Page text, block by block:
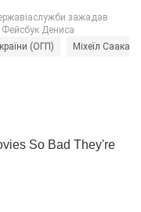
(ОГП) Міхеїл